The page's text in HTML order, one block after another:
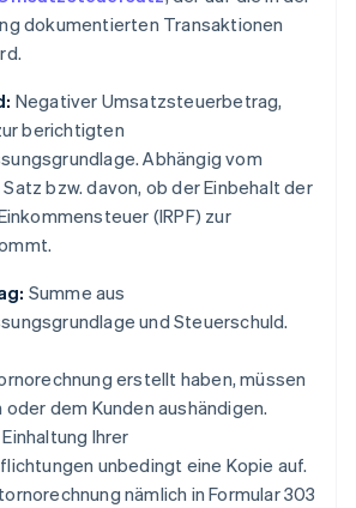
dokumentierten Transaktionen
Negativer Umsatzsteuerbetrag,
berichtigten
Abhängig vom
bzw. davon, ob der Einbehalt der
(IRPF) zur
Summe aus
und Steuerschuld.
erstellt haben, müssen
oder dem Kunden aushändigen.
Ihrer
unbedingt eine Kopie auf.
nämlich in Formular 303